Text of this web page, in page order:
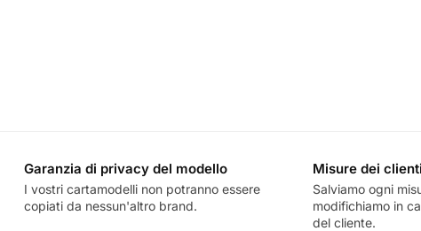
Garanzia di privacy del modello
I vostri cartamodelli non potranno essere
copiati da nessun'altro brand.
Misure dei clienti
Salviamo ogni
modifichiamo in
del cliente.